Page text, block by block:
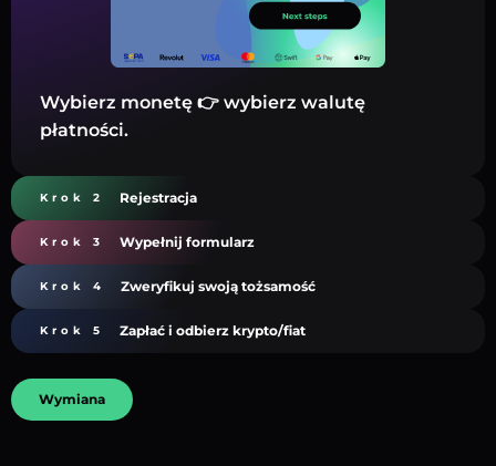
Wybierz monetę 👉 wybierz walutę
płatności.
Krok 2 Rejestracja
Krok 3 Wypełnij formularz
Krok 4 Zweryfikuj swoją tożsamość
Krok 5 Zapłać i odbierz krypto/fiat
Wymiana